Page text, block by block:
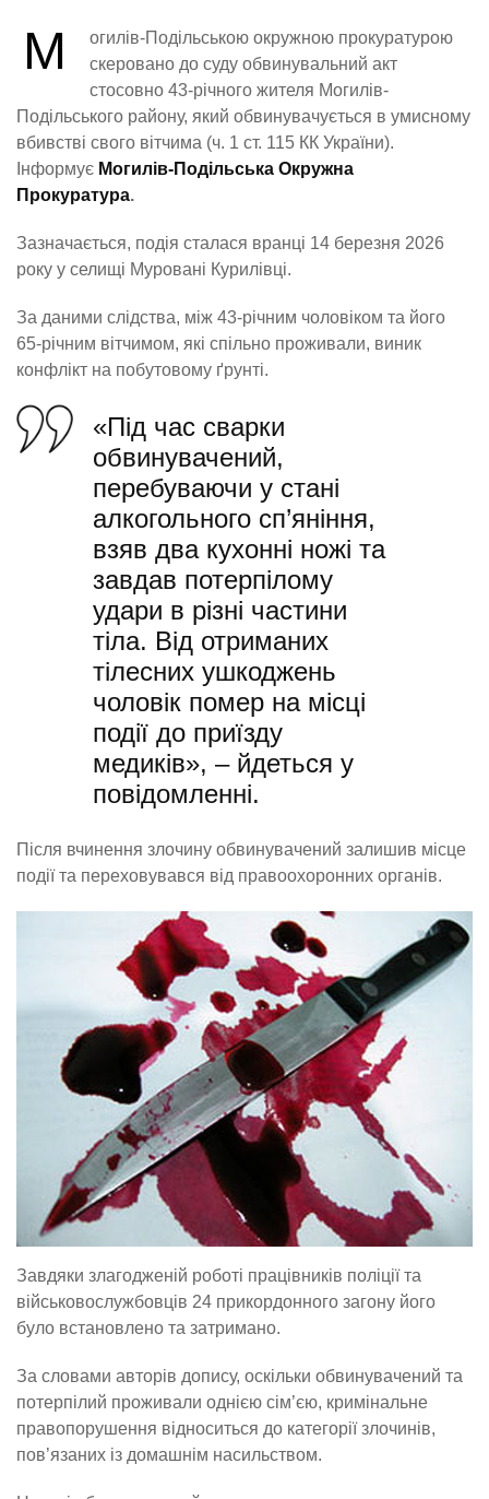
М
огилів-Подільською окружною прокуратурою
скеровано до суду обвинувальний акт
стосовно 43-річного жителя Могилів-
Подільського району, який обвинувачується в умисному
вбивстві свого вітчима (ч. 1 ст. 115 КК України).
Інформує Могилів-Подільська Окружна
Прокуратура.
Зазначається, подія сталася вранці 14 березня 2026
року у селищі Муровані Курилівці.
За даними слідства, між 43-річним чоловіком та його
65-річним вітчимом, які спільно проживали, виник
конфлікт на побутовому ґрунті.
«Під час сварки
обвинувачений,
перебуваючи у стані
алкогольного сп’яніння,
взяв два кухонні ножі та
завдав потерпілому
удари в різні частини
тіла. Від отриманих
тілесних ушкоджень
чоловік помер на місці
події до приїзду
медиків», – йдеться у
повідомленні.
Після вчинення злочину обвинувачений залишив місце
події та переховувався від правоохоронних органів.
Завдяки злагодженій роботі працівників поліції та
військовослужбовців 24 прикордонного загону його
було встановлено та затримано.
За словами авторів допису, оскільки обвинувачений та
потерпілий проживали однією сім’єю, кримінальне
правопорушення відноситься до категорії злочинів,
пов’язаних із домашнім насильством.